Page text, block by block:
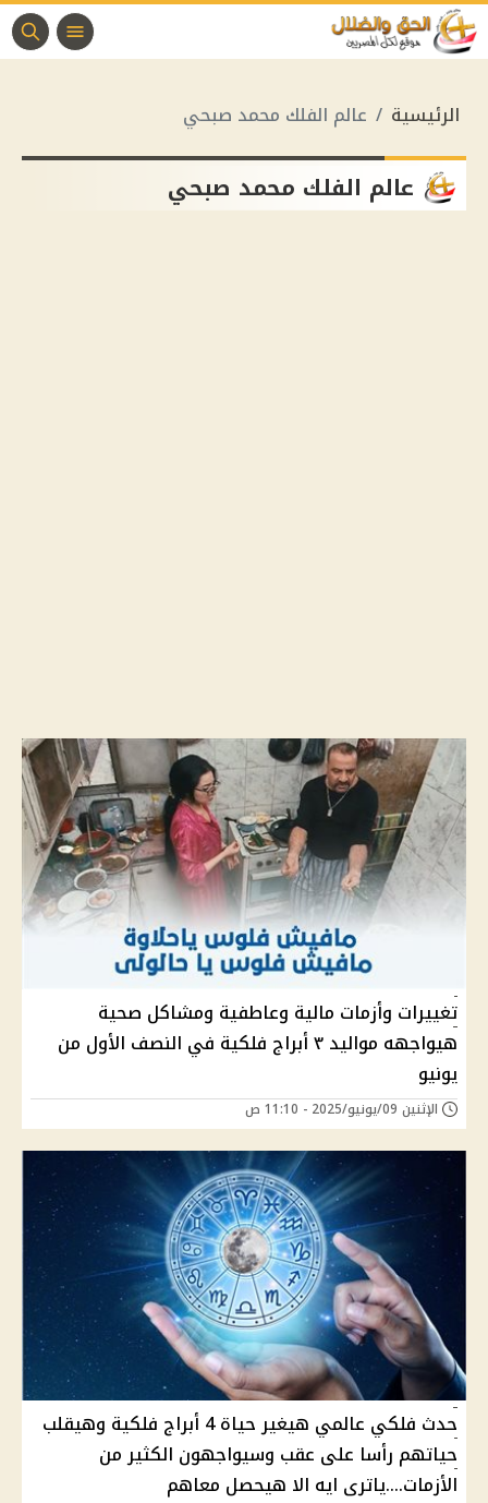
الرئيسية عالم الفلك محمد صبحي
عالم الفلك محمد صبحي
تغييرات وأزمات مالية وعاطفية ومشاكل صحية
هيواجهه مواليد ٣ أبراج فلكية في النصف الأول من
يونيو
الإثنين 09/يونيو/2025 - 11:10 ص
حدث فلكي عالمي هيغير حياة 4 أبراج فلكية وهيقلب
حياتهم رأسا على عقب وسيواجهون الكثير من
الأزمات....ياترى ايه الا هيحصل معاهم